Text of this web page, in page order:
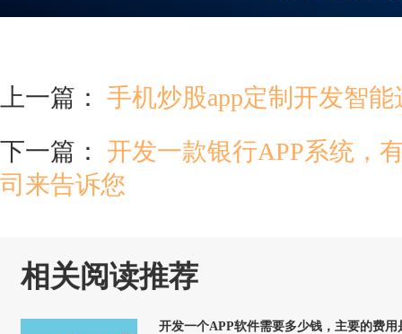
上一篇： 手机炒股app定制开发智
下一篇： 开发一款银行APP系统，
司来告诉您
相关阅读推荐
开发一个APP软件需要多少钱，主要的费